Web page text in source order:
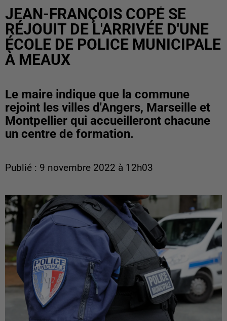
JEAN-FRANÇOIS COPÉ SE
RÉJOUIT DE L'ARRIVÉE D'UNE
ÉCOLE DE POLICE MUNICIPALE
À MEAUX
Le maire indique que la commune
rejoint les villes d'Angers, Marseille et
Montpellier qui accueilleront chacune
un centre de formation.
Publié : 9 novembre 2022 à 12h03